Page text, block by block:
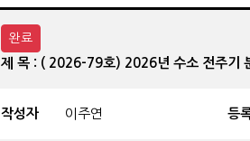
완료
제 목 : ( 2026-79호) 2026년 수소 전주기
작성자 이주연 등